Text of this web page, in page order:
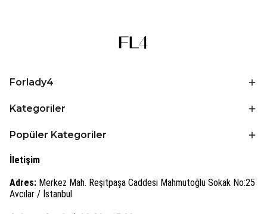
Forlady4
Kategoriler
Popüler Kategoriler
İletişim
Adres: Merkez Mah. Reşitpaşa Caddesi Mahmutoğlu Sokak No:25
Avcılar / İstanbul